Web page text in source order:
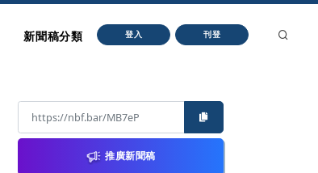
新聞稿分類 登入 刊登
推廣新聞稿